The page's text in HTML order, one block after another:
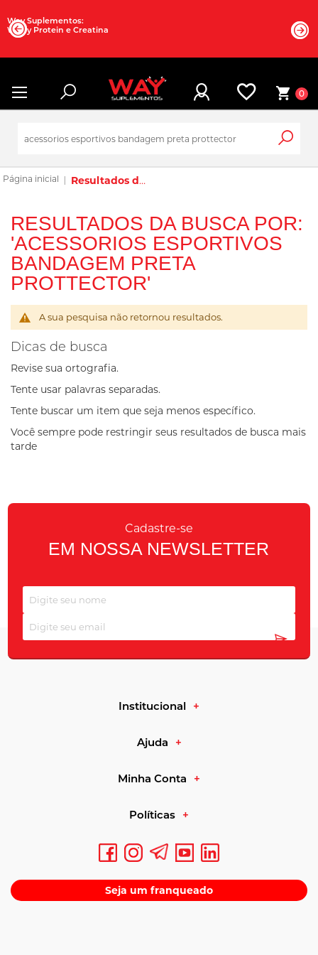
Way Suplementos:
Whey Protein e Creatina
0
Resultados da busca por: 'acessorios esportivos bandagem preta prottector'
RESULTADOS DA BUSCA POR:
'ACESSORIOS ESPORTIVOS
BANDAGEM PRETA
PROTTECTOR'
A sua pesquisa não retornou resultados.
Dicas de busca
Revise sua ortografia.
Tente usar palavras separadas.
Tente buscar um item que seja menos específico.
Você sempre pode restringir seus resultados de busca mais
tarde
Cadastre-se
EM NOSSA NEWSLETTER
Institucional
Ajuda
Minha Conta
Políticas
Seja um franqueado